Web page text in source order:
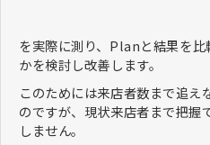
を実際に測り、Planと結果を
かを検討し改善します。
このためには来店者数まで追え
のですが、現状来店者まで把握
しません。